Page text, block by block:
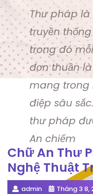
Thư pháp
truyền
trong đó
đơn thuần
mang trong
điệp sâu
thư pháp
An chiếm
Chữ An Thư
Nghệ Thuật
admin Tháng 3 8,